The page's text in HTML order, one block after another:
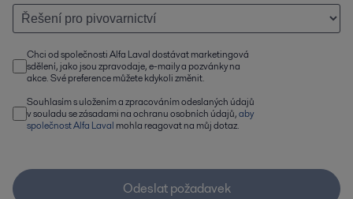
Chci od společnosti Alfa Laval dostávat marketingová
sdělení, jako jsou zpravodaje, e-maily a pozvánky na
akce. Své preference můžete kdykoli změnit.
Souhlasím s uložením a zpracováním odeslaných údajů
v souladu se zásadami na ochranu osobních údajů,aby
společnost Alfa Laval mohla reagovat na můj dotaz.
Odeslat požadavek